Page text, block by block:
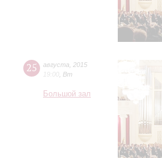
25 августа
2015
19:00 Вт
Большой зал